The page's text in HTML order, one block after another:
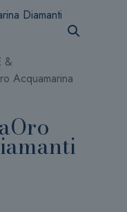
&
Acquamarina